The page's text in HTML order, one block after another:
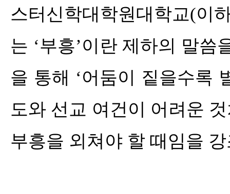
스터신학대학원대학교(이
는 ‘부흥’이란 제하의 말씀
을 통해 ‘어둠이 짙을수록
도와 선교 여건이 어려운
부흥을 외쳐야 할 때임을